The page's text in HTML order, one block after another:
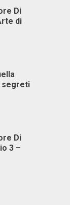
Di
di
segreti
Di
3 –